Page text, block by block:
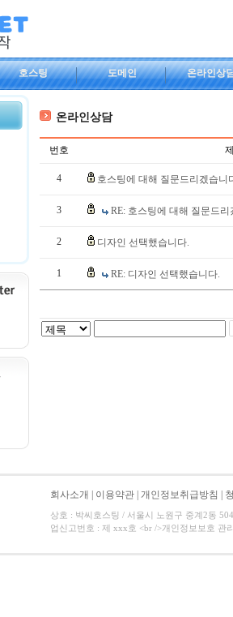
호스팅 도메인 온라인상
온라인상담
번호
4 호스팅에 대해 질문드리겠습니
3 RE: 호스팅에 대해 질문드리
2 디자인 선택했습니다.
1 RE: 디자인 선택했습니다.
회사소개 이용약관 개인정보취급방침
상호 : 박씨호스팅 / 서울시 노원구 중계2동
업신고번호 : 제 xxx호 <br />개인정보보호 관